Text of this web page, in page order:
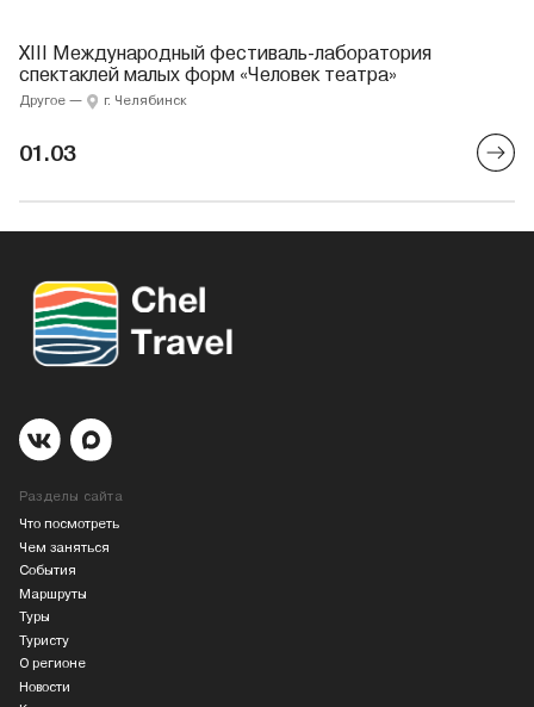
XIII Международный фестиваль-лаборатория
спектаклей малых форм «Человек театра»
Другое — г. Челябинск
01.03
Разделы сайта
Что посмотреть
Чем заняться
События
Маршруты
Туры
Туристу
О регионе
Новости